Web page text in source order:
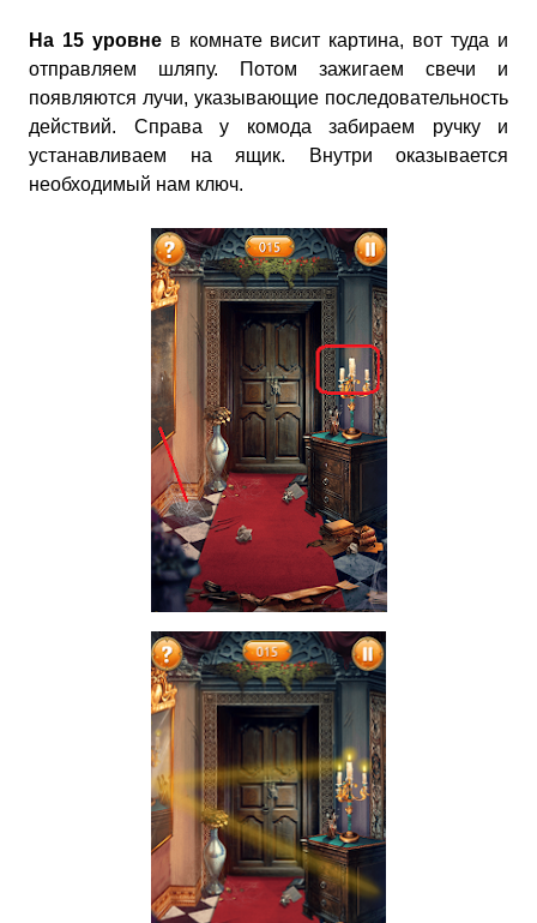
На 15 уровнев комнате висит картина, вот туда и
отправляем шляпу. Потом зажигаем свечи и
появляются лучи, указывающие последовательность
действий. Справа у комода забираем ручку и
устанавливаем на ящик. Внутри оказывается
необходимый нам ключ.